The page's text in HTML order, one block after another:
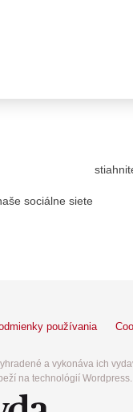
sociálne siete
používania
a vykonáva ich
na technológií Wordpress.